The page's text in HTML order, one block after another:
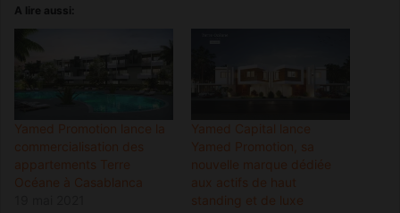
A lire aussi:
Yamed Promotion lance la
commercialisation des
appartements Terre
Océane à Casablanca
Yamed Capital lance
Yamed Promotion, sa
nouvelle marque dédiée
aux actifs de haut
standing et de luxe